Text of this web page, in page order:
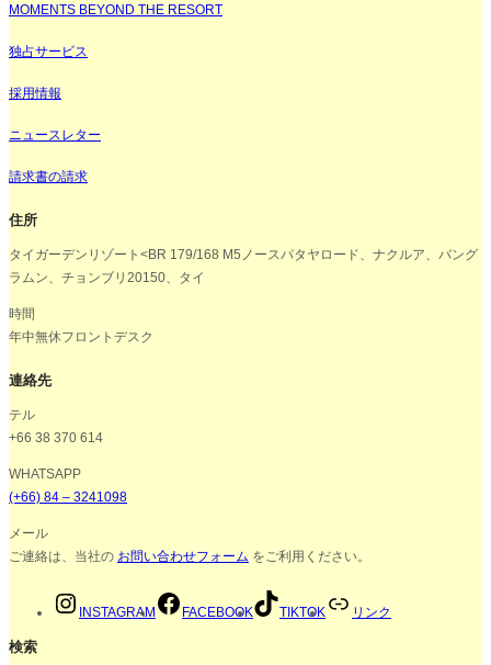
MOMENTS BEYOND THE RESORT
独占サービス
採用情報
ニュースレター
請求書の請求
住所
タイガーデンリゾート<BR 179/168 M5ノースパタヤロード、ナクルア、バング
ラムン、チョンブリ20150、タイ
時間
年中無休フロントデスク
連絡先
テル
+66 38 370 614
WHATSAPP
(+66) 84 – 3241098
メール
ご連絡は、当社の お問い合わせフォーム をご利用ください。
INSTAGRAM FACEBOOK TIKTOK リンク
検索